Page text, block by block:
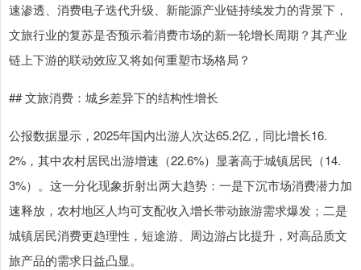
速渗透、消费电子迭代升级、新能源产业链持续发力的背景下，
文旅行业的复苏是否预示着消费市场的新一轮增长周期？其产业
链上下游的联动效应又将如何重塑市场格局？
## 文旅消费：城乡差异下的结构性增长
公报数据显示，2025年国内出游人次达65.2亿，同比增长16.
2%，其中农村居民出游增速（22.6%）显著高于城镇居民（14.
3%）。这一分化现象折射出两大趋势：一是下沉市场消费潜力加
速释放，农村地区人均可支配收入增长带动旅游需求爆发；二是
城镇居民消费更趋理性，短途游、周边游占比提升，对高品质文
旅产品的需求日益凸显。